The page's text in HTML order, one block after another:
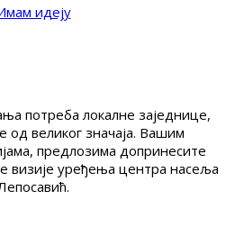
идеју
потреба локалне заједнице,
од великог значаја. Вашим
предлозима допринесите
визије уређења центра насеља